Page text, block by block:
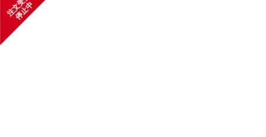
中